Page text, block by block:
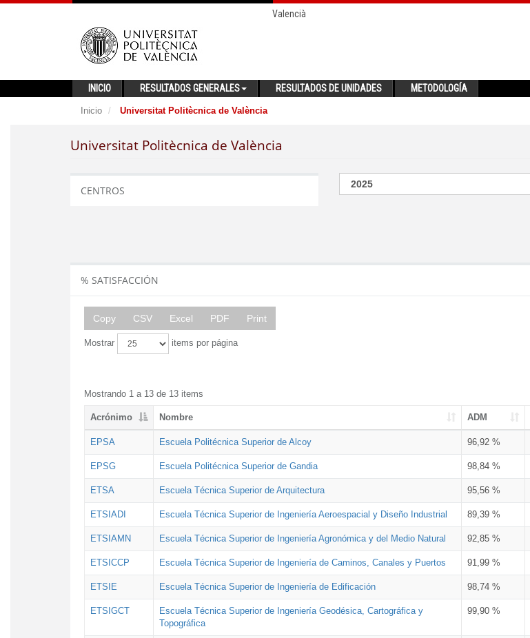
Valencià
INICIO RESULTADOS GENERALES RESULTADOS DE UNIDADES METODOLOGÍA
Inicio Universitat Politècnica de València
Universitat Politècnica de València
CENTROS
% SATISFACCIÓN
Copy CSV Excel PDF Print
Mostrar items por página
Mostrando 1 a 13 de 13 items
Acrónimo Nombre ADM
EPSA Escuela Politécnica Superior de Alcoy 96,92 %
EPSG Escuela Politécnica Superior de Gandia 98,84 %
ETSA Escuela Técnica Superior de Arquitectura 95,56 %
ETSIADI Escuela Técnica Superior de Ingeniería Aeroespacial y Diseño Industrial 89,39 %
ETSIAMN Escuela Técnica Superior de Ingeniería Agronómica y del Medio Natural 92,85 %
ETSICCP Escuela Técnica Superior de Ingeniería de Caminos, Canales y Puertos 91,99 %
ETSIE Escuela Técnica Superior de Ingeniería de Edificación 98,74 %
ETSIGCT
Escuela Técnica Superior de Ingeniería Geodésica, Cartográfica y
Topográfica
99,90 %